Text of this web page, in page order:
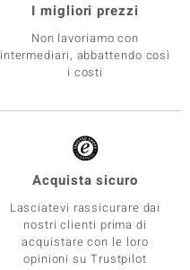
I migliori prezzi
Non lavoriamo con
intermediari, abbattendo così
i costi
Acquista sicuro
Lasciatevi rassicurare dai
nostri clienti prima di
acquistare con le loro
opinioni su Trustpilot